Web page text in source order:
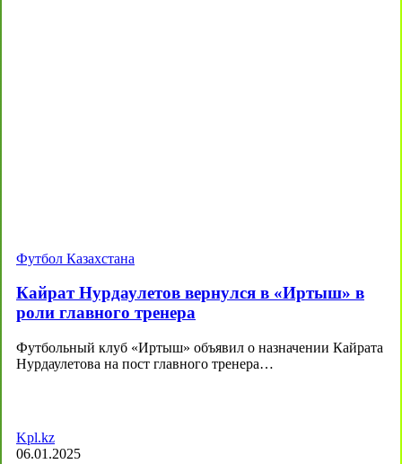
Футбол Казахстана
Кайрат Нурдаулетов вернулся в «Иртыш» в
роли главного тренера
Футбольный клуб «Иртыш» объявил о назначении Кайрата
Нурдаулетова на пост главного тренера…
Kpl.kz
06.01.2025